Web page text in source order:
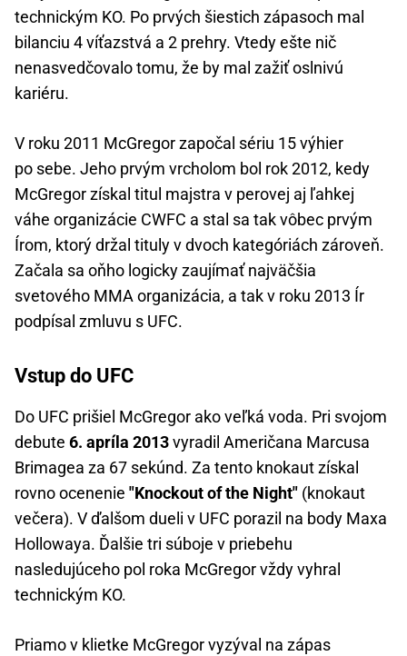
technickým KO. Po prvých šiestich zápasoch mal
bilanciu 4 víťazstvá a 2 prehry. Vtedy ešte nič
nenasvedčovalo tomu, že by mal zažiť oslnivú
kariéru.
V roku 2011 McGregor započal sériu 15 výhier
po sebe. Jeho prvým vrcholom bol rok 2012, kedy
McGregor získal titul majstra v perovej aj ľahkej
váhe organizácie CWFC a stal sa tak vôbec prvým
Írom, ktorý držal tituly v dvoch kategóriách zároveň.
Začala sa oňho logicky zaujímať najväčšia
svetového MMA organizácia, a tak v roku 2013 Ír
podpísal zmluvu s UFC.
Vstup do UFC
Do UFC prišiel McGregor ako veľká voda. Pri svojom
debute 6. apríla 2013vyradil Američana Marcusa
Brimagea za 67 sekúnd. Za tento knokaut získal
rovno ocenenie "Knockout of the Night" (knokaut
večera). V ďalšom dueli v UFC porazil na body Maxa
Hollowaya. Ďalšie tri súboje v priebehu
nasledujúceho pol roka McGregor vždy vyhral
technickým KO.
Priamo v klietke McGregor vyzýval na zápas